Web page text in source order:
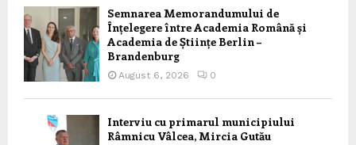
Semnarea Memorandumului de
Înțelegere între Academia Română și
Academia de Științe Berlin –
Brandenburg
August 6, 2026 0
Interviu cu primarul municipiului
Râmnicu Vâlcea, Mircia Gutău